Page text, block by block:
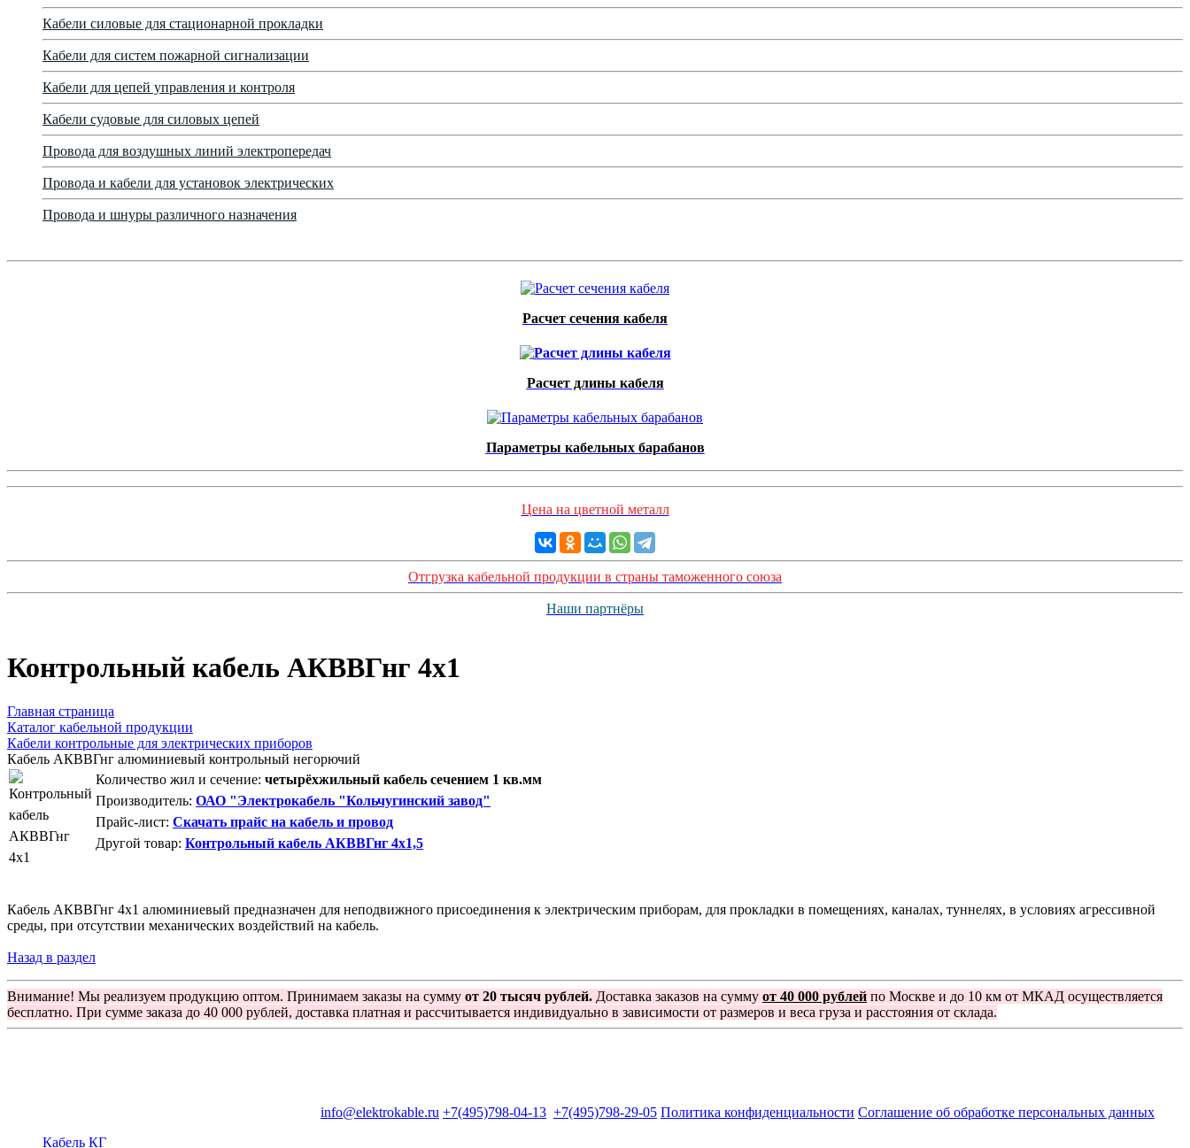
Кабели силовые для стационарной прокладки
Кабели для систем пожарной сигнализации
Кабели для цепей управления и контроля
Кабели судовые для силовых цепей
Провода для воздушных линий электропередач
Провода и кабели для установок электрических
Провода и шнуры различного назначения
Расчет сечения кабеля
Расчет длины кабеля
Параметры кабельных барабанов
Цена на цветной металл
Отгрузка кабельной продукции в страны таможенного союза
Наши партнёры
Контрольный кабель AКВВГнг 4х1
Главная страница
Каталог кабельной продукции
Кабели контрольные для электрических приборов
Кабель АКВВГнг алюминиевый контрольный негорючий
Количество жил и сечение: четырёхжильный кабель сечением 1 кв.мм
Производитель: ОАО "Электрокабель "Кольчугинский завод"
Прайс-лист: Скачать прайс на кабель и провод
Другой товар: Контрольный кабель АКВВГнг 4х1,5
Кабель АКВВГнг 4х1 алюминиевый предназначен для неподвижного присоединения к электрическим приборам, для прокладки в помещениях, каналах, туннелях, в условиях агрессивной
среды, при отсутствии механических воздействий на кабель.
Назад в раздел
Внимание! Мы реализуем продукцию оптом. Принимаем заказы на сумму от 20 тысяч рублей. Доставка заказов на сумму от 40 000 рублей по Москве и до 10 км от МКАД осуществляется
бесплатно. При сумме заказа до 40 000 рублей, доставка платная и рассчитывается индивидуально в зависимости от размеров и веса груза и расстояния от склада.
info@elektrokable.ru +7(495)798-04-13 +7(495)798-29-05 Политика конфиденциальности Соглашение об обработке персональных данных
Кабель КГ